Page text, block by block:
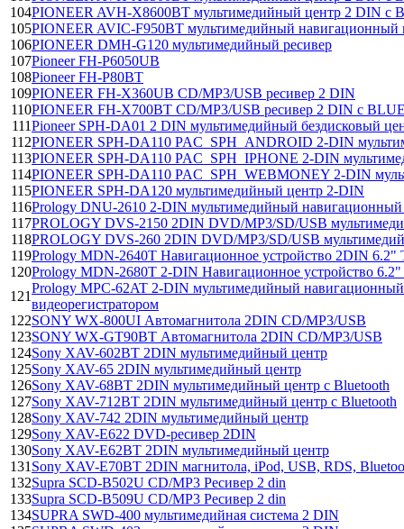
104PIONEER AVH-X8600BT мультимедийный центр 2 DIN с
105PIONEER AVIC-F950BT мультимедийный
106PIONEER DMH-G120 мультимедийный ресивер
107Pioneer FH-P6050UB
108Pioneer FH-P80BT
109PIONEER FH-X360UB CD/MP3/USB ресивер 2 DIN
110PIONEER FH-X700BT CD/MP3/USB ресивер 2 DIN с
111Pioneer SPH-DA01 2 DIN мультимедийный бездисковый
112PIONEER SPH-DA110 PAC_SPH_ANDROID 2-DIN
113PIONEER SPH-DA110 PAC_SPH_IPHONE 2-DIN
114PIONEER SPH-DA110 PAC_SPH_WEBMONEY 2-DIN
115PIONEER SPH-DA120 мультимедийный центр 2-DIN
116Prology DNU-2610 2-DIN мультимедийный
117PROLOGY DVS-2150 2DIN DVD/MP3/SD/USB
118PROLOGY DVS-260 2DIN DVD/MP3/SD/USB
119Prology MDN-2640T Навигационное устройство 2DIN
120Prology MDN-2680T 2-DIN Навигационное устройство
121
Prology MPC-62AT 2-DIN мультимедийный
видеорегистратором
122SONY WX-800UI Автомагнитола 2DIN CD/MP3/USB
123SONY WX-GT90BT Автомагнитола 2DIN CD/MP3/USB
124Sony XAV-602BT 2DIN мультимедийный центр
125Sony XAV-65 2DIN мультимедийный центр
126Sony XAV-68BT 2DIN мультимедийный центр с Bluetooth
127Sony XAV-712BT 2DIN мультимедийный центр с Bluetooth
128Sony XAV-742 2DIN мультимедийный центр
129Sony XAV-E622 DVD-ресивер 2DIN
130Sony XAV-E62BT 2DIN мультимедийный центр
131 Sony XAV-E70BT 2DIN магнитола, iPod, USB, RDS,
132Supra SCD-B502U CD/MP3 Ресивер 2 din
133Supra SCD-B509U CD/MP3 Ресивер 2 din
134SUPRA SWD-400 мультимедийная система 2 DIN